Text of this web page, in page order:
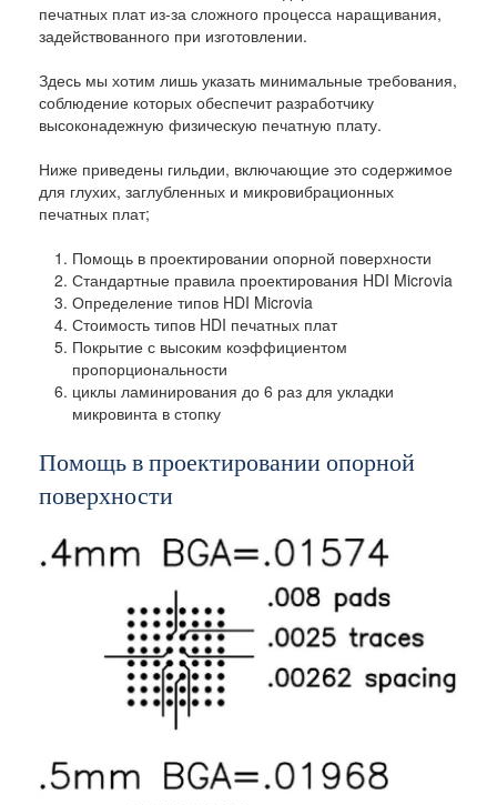
печатных плат из-за сложного процесса наращивания,
задействованного при изготовлении.
Здесь мы хотим лишь указать минимальные требования,
соблюдение которых обеспечит разработчику
высоконадежную физическую печатную плату.
Ниже приведены гильдии, включающие это содержимое
для глухих, заглубленных и микровибрационных
печатных плат;
Помощь в проектировании опорной поверхности
Стандартные правила проектирования HDI Microvia
Определение типов HDI Microvia
Стоимость типов HDI печатных плат
Покрытие с высоким коэффициентом
пропорциональности
циклы ламинирования до 6 раз для укладки
микровинта в стопку
Помощь в проектировании опорной
поверхности